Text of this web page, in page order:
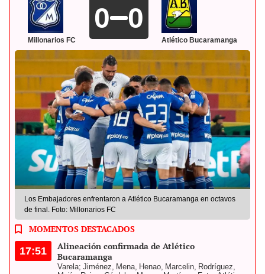
Millonarios FC
0 0
Atlético Bucaramanga
Los Embajadores enfrentaron a Atlético Bucaramanga en octavos
de final. Foto: Millonarios FC
MOMENTOS DESTACADOS
17:51
Alineación confirmada de Atlético
Bucaramanga
Varela; Jiménez, Mena, Henao, Marcelin, Rodríguez,